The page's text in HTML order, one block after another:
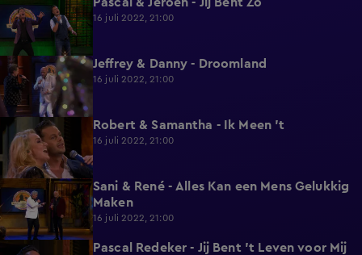
2:00
16 juli 2022, 21:00
2:02 Jeffrey & Danny - Droomland
16 juli 2022, 21:00
2:00 Robert & Samantha - Ik Meen 't
16 juli 2022, 21:00
1:52
Sani & René - Alles Kan een Mens Gelukkig
Maken
16 juli 2022, 21:00
2:01 Pascal Redeker - Jij Bent 't Leven voor Mij